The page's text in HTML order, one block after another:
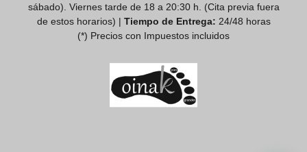
sábado). Viernes tarde de 18 a 20:30 h. (Cita previa fuera
de estos horarios) | Tiempo de Entrega: 24/48 horas
(*) Precios con Impuestos incluidos